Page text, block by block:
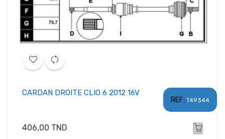
REF: T49344
CARDAN DROITE CLIO 6 2012 16V
Prix
406,00 TND